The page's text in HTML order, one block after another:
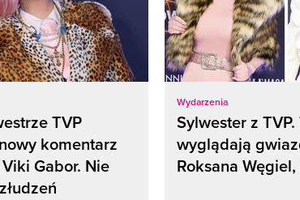
TVP
komentarz
Gabor. Nie
Wydarzenia
Sylwester z TVP.
wyglądają
Roksana